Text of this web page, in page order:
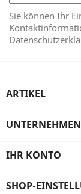
Sie können Ihr
ARTIKEL
UNTERNEHMEN
IHR KONTO
SHOP-